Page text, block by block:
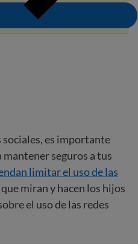
sociales, es importante
seguros a tus
limitar el uso de las
miran y hacen los hijos
el uso de las redes